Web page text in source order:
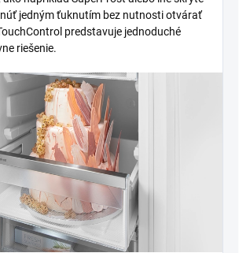
jedným ťuknutím bez nutnosti otvárať
predstavuje jednoduché
riešenie.